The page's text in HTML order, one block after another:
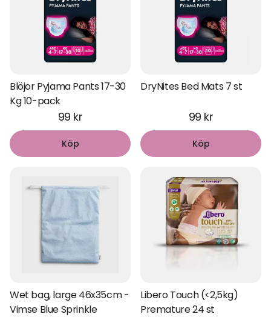
Blöjor Pyjama Pants 17-30
Kg 10-pack
99 kr
Köp
DryNites Bed Mats 7 st
99 kr
Köp
Wet bag, large 46x35cm -
Vimse Blue Sprinkle
Libero Touch (<2,5kg)
Premature 24 st